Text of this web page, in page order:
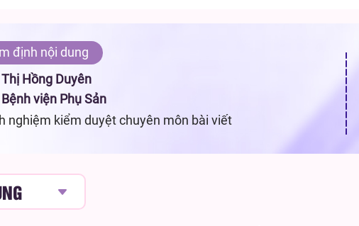
định nội dung
Hồng Duyên
viện Phụ Sản
nghiệm kiểm duyệt chuyên môn bài viết